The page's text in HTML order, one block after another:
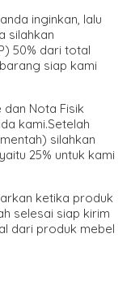
inginkan, lalu
silahkan
50% dari total
siap kami
dan Nota Fisik
kami.Setelah
silahkan
25% untuk kami
ketika produk
selesai siap kirim
dari produk mebel